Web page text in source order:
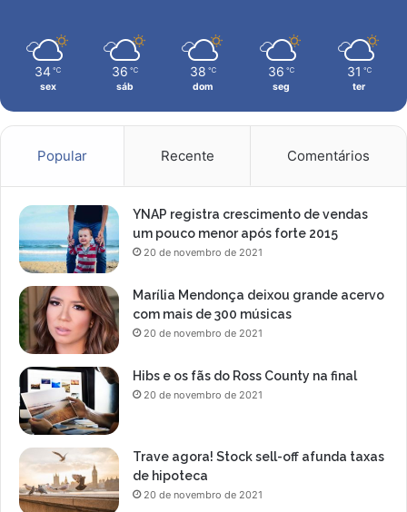
34 ℃
sex
36 ℃
sáb
38 ℃
dom
36 ℃
seg
31 ℃
ter
Popular Recente Comentários
YNAP registra crescimento de vendas
um pouco menor após forte 2015
20 de novembro de 2021
Marília Mendonça deixou grande acervo
com mais de 300 músicas
20 de novembro de 2021
Hibs e os fãs do Ross County na final
20 de novembro de 2021
Trave agora! Stock sell-off afunda taxas
de hipoteca
20 de novembro de 2021